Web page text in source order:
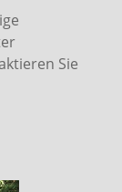
Sie